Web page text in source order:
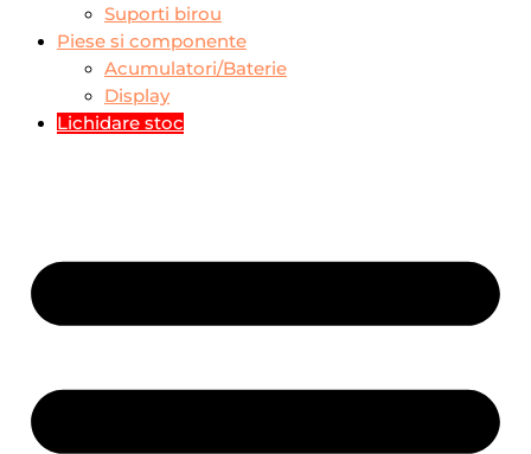
Suporti birou
Piese si componente
Acumulatori/Baterie
Display
Lichidare stoc